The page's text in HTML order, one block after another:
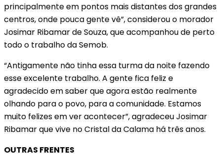
principalmente em pontos mais distantes dos grandes
centros, onde pouca gente vê”, considerou o morador
Josimar Ribamar de Souza, que acompanhou de perto
todo o trabalho da Semob.
“Antigamente não tinha essa turma da noite fazendo
esse excelente trabalho. A gente fica feliz e
agradecido em saber que agora estão realmente
olhando para o povo, para a comunidade. Estamos
muito felizes em ver acontecer”, agradeceu Josimar
Ribamar que vive no Cristal da Calama há três anos.
OUTRAS FRENTES